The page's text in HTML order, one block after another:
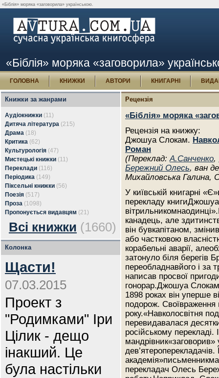
«Біблія» моряка «заговорила» українською.
«Біблія» моряка «заговорила»
ГОЛОВНА КНИЖКИ АВТОРИ КНИГАРНІ
Книжки за жанрами
Аудіокнижки (11)
Дитяча література (215)
Драма (18)
Критика (62)
Культурологія (47)
Мистецькі книжки (11)
Переклади (116)
Періодика (149)
Піксельні книжки (56)
Поезія (517)
Проза (1098)
Пропонується видавцям (21)
Всі книжки (1660)
Колонка
Щасти!
07.03.2015
Проект з
"Родимками" Іри
Цілик - дещо
інакший. Це
була настільки
Рецензія
«Біблія» моряка
Рецензія на книжку:
Джошуа Слокам.
Роман
(Переклад: А.Санченко,
Бережний Олесь, ван
Михайловська Галина,
У київській книгарні
перекладу
канадець, але
він бувкапітаном,
або частковою
корабельні аварії,
затонуло біля берегів
переобладнавйого і за
написав просвої
гонорар.Джошуа
1898 роках він уперше
подорож. Своївраження
року.«Навколосвітня
перевидавалася
російському перекладі.
дев’ятероперекладачів.
перекладач Олесь